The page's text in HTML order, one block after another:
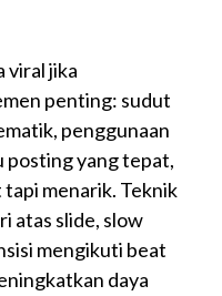
viral jika
penting: sudut
penggunaan
posting yang tepat,
menarik. Teknik
atas slide, slow
mengikuti beat
daya